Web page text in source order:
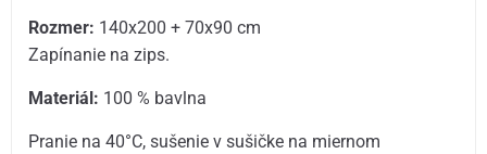
Rozmer: 140x200 + 70x90 cm
Zapínanie na zips.
Materiál: 100 % bavlna
Pranie na 40°C, sušenie v sušičke na miernom